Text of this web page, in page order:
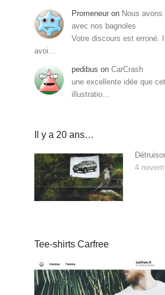
Promeneur on Nous
avec nos bagnoles
Votre discours est erroné.
avoi…
pedibus on CarCrash
une excellente idée que
illustratio…
Il y a 20 ans…
4
Tee-shirts Carfree